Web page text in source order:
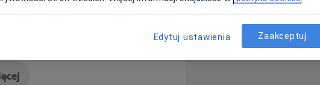
w szkoleniach i webinariach, by
zakresie weterynarii. Stosuję
zgodne z aktualnym stanema11y_sr_more_diseases
Edytuj ustawienia Zaakceptuj